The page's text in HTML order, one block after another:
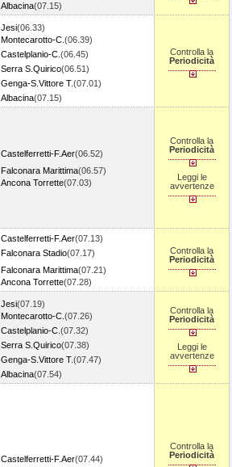
Albacina(07.15)
Jesi(06.33)
Montecarotto-C. (06.39)
Castelplanio-C. (06.45)
Serra S.Quirico(06.51)
Genga-S.Vittore T.(07.01)
Albacina(07.15)
Controlla la
Periodicità
Castelferretti-F.Aer(06.52)
Falconara Marittima(06.57)
Ancona Torrette(07.03)
Controlla la
Periodicità
Leggi le
avvertenze
Castelferretti-F.Aer(07.13)
Falconara Stadio(07.17)
Falconara Marittima(07.21)
Ancona Torrette(07.28)
Controlla la
Periodicità
Jesi(07.19)
Montecarotto-C. (07.26)
Castelplanio-C. (07.32)
Serra S.Quirico(07.38)
Genga-S.Vittore T.(07.47)
Albacina(07.54)
Controlla la
Periodicità
Leggi le
avvertenze
Castelferretti-F.Aer(07.44)
Controlla la
Periodicità